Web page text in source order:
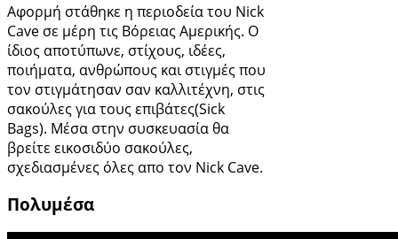
Αφορμή στάθηκε η περιοδεία του Nick
Cave σε μέρη τις Βόρειας Αμερικής. O
ίδιος αποτύπωνε, στίχους, ιδέες,
ποιήματα, ανθρώπους και στιγμές που
τον στιγμάτησαν σαν καλλιτέχνη, στις
σακούλες για τους επιβάτες(Sick
Bags). Μέσα στην συσκευασία θα
βρείτε εικοσιδύο σακούλες,
σχεδιασμένες όλες απο τον Nick Cave.
Πολυμέσα